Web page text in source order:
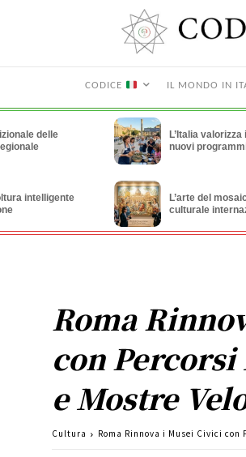
CODICE IL MONDO IN
delle
L’Italia
nuovi
intelligente
L’arte del
culturale
Roma
con
e Mostre
Cultura Roma Rinnova i Musei Civici con